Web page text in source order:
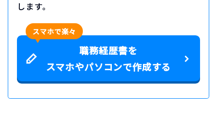
します。
スマホで楽々
職務経歴書を
スマホやパソコンで作成する